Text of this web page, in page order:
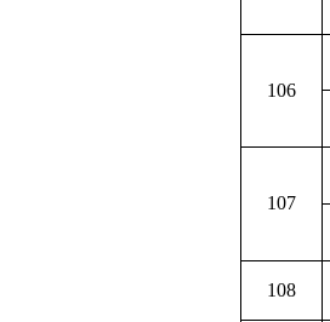
106
107
108